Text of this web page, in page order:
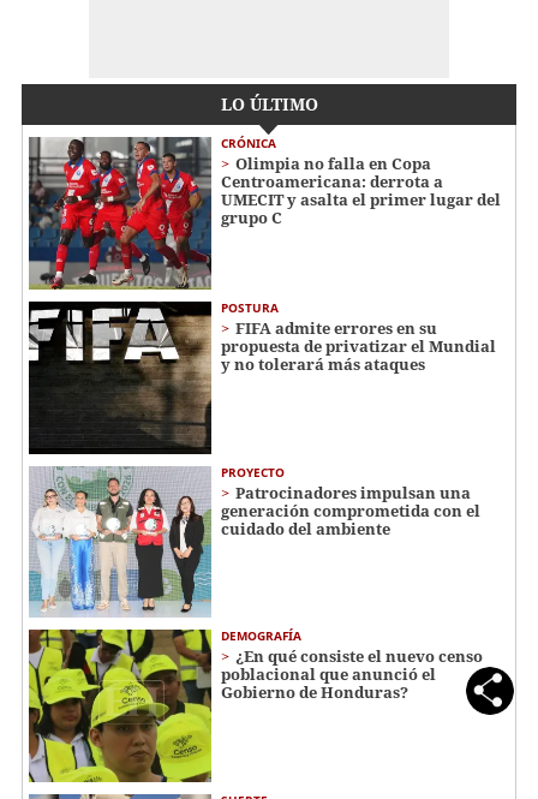
LO ÚLTIMO
CRÓNICA
Olimpia no falla en Copa
Centroamericana: derrota a
UMECIT y asalta el primer lugar del
grupo C
POSTURA
FIFA admite errores en su
propuesta de privatizar el Mundial
y no tolerará más ataques
PROYECTO
Patrocinadores impulsan una
generación comprometida con el
cuidado del ambiente
DEMOGRAFÍA
¿En qué consiste el nuevo censo
poblacional que anunció el
Gobierno de Honduras?